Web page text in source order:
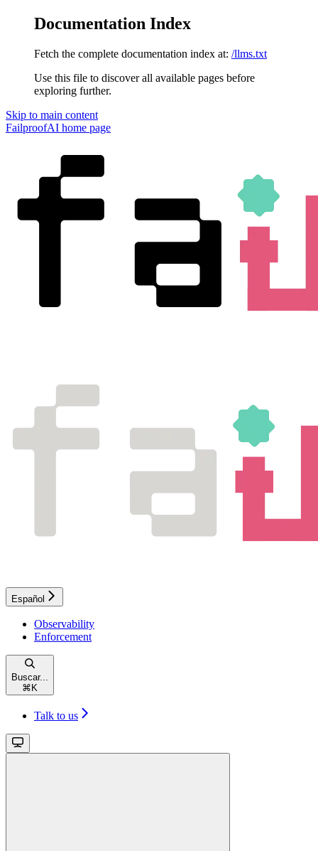
Documentation Index
Fetch the complete documentation index at: /llms.txt
Use this file to discover all available pages before
exploring further.
Skip to main content
FailproofAI home page
Español
Observability
Enforcement
Buscar...
⌘ K
Talk to us